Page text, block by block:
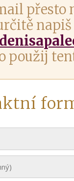
přesto
napiš
použij